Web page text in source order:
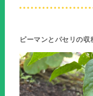
ピーマンとパセリの収